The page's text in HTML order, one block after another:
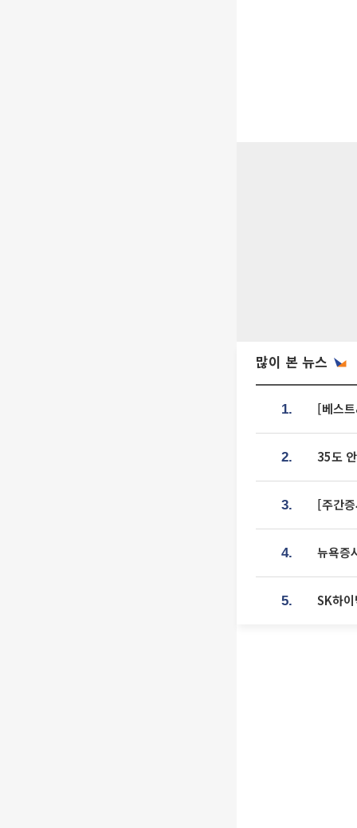
많이 본 뉴스
1. [베스
2. 35도
3. [주간
4. 뉴욕증
5. SK하